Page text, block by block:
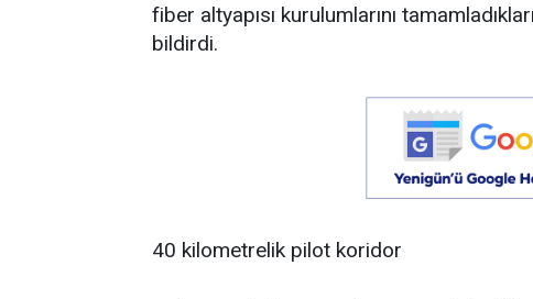
fiber altyapısı kurulumlarını
bildirdi.
40 kilometrelik pilot koridor